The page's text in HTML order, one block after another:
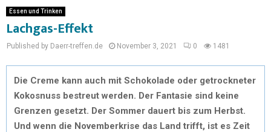
Essen und Trinken
Lachgas-Effekt
Published by Daerr-treffen.de November 3, 2021 0 1481
Die Creme kann auch mit Schokolade oder getrockneter
Kokosnuss bestreut werden. Der Fantasie sind keine
Grenzen gesetzt. Der Sommer dauert bis zum Herbst.
Und wenn die Novemberkrise das Land trifft, ist es Zeit